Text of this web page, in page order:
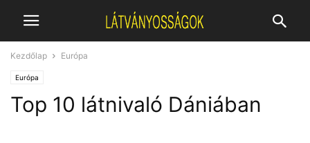
Kezdőlap Európa
Európa
Top 10 látnivaló Dániában